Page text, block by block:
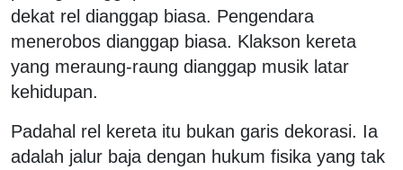
dekat rel dianggap biasa. Pengendara
menerobos dianggap biasa. Klakson kereta
yang meraung-raung dianggap musik latar
kehidupan.
Padahal rel kereta itu bukan garis dekorasi. Ia
adalah jalur baja dengan hukum fisika yang tak